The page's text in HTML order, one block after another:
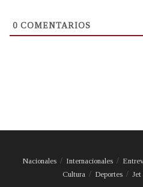
0 COMENTARIOS
Nacionales Internacionales
Cultura
Deportes Jet